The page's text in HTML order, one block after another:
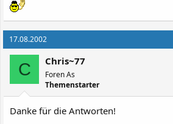
17.08.2002
C Chris~77
Foren As
Themenstarter
Danke für die Antworten!